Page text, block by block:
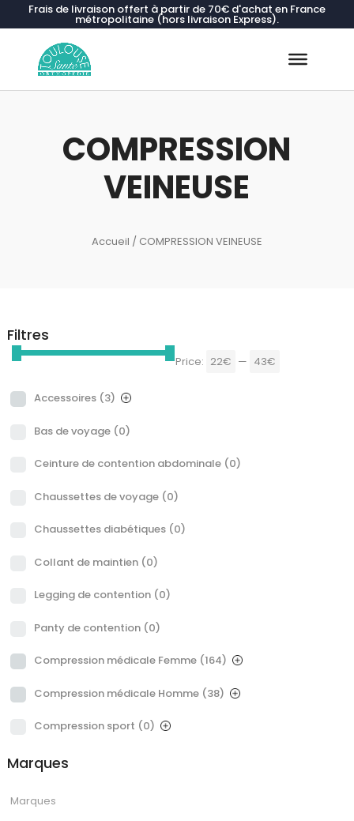
Frais de livraison offert à partir de 70€ d'achat en France
métropolitaine (hors livraison Express).
COMPRESSION
VEINEUSE
Accueil / COMPRESSION VEINEUSE
Filtres
Price: 22€ — 43€
Accessoires (3)
Bas de voyage (0)
Ceinture de contention abdominale (0)
Chaussettes de voyage (0)
Chaussettes diabétiques (0)
Collant de maintien (0)
Legging de contention (0)
Panty de contention (0)
Compression médicale Femme (164)
Compression médicale Homme (38)
Compression sport (0)
Marques